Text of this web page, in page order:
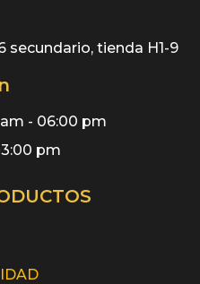
secundario, tienda H1-9
- 06:00 pm
pm